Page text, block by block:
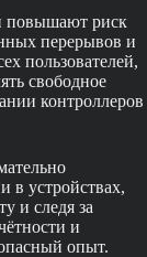
повышают риск
перерывов и
пользователей,
свободное
контроллеров
в устройствах,
и следя за
и
опыт.